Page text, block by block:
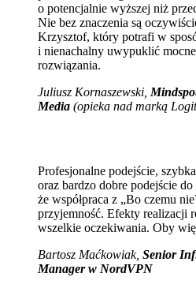
o potencjalnie wyższej niż
Nie bez znaczenia są
Krzysztof, który potrafi w
i nienachalny uwypuklić
rozwiązania.
Juliusz Kornaszewski,
Media (opieka nad marką
Profesjonalne podejście,
oraz bardzo dobre podejście
że współpraca z „Bo czemu
przyjemność. Efekty realizacji
wszelkie oczekiwania. Oby
Bartosz Maćkowiak, Senior
Manager w NordVPN